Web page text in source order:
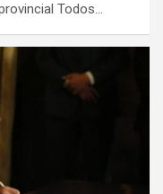
Todos…